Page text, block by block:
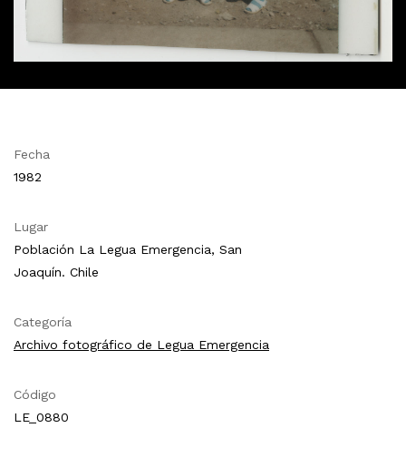
Fecha
1982
Lugar
Población La Legua Emergencia, San
Joaquín. Chile
Categoría
Archivo fotográfico de Legua Emergencia
Código
LE_0880